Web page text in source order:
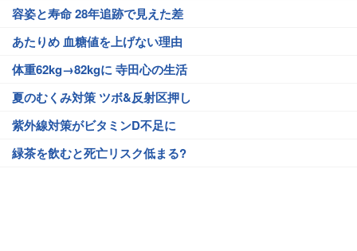
容姿と寿命 28年追跡で見えた差
あたりめ 血糖値を上げない理由
体重62kg→82kgに 寺田心の生活
夏のむくみ対策 ツボ&反射区押し
紫外線対策がビタミンD不足に
緑茶を飲むと死亡リスク低まる?